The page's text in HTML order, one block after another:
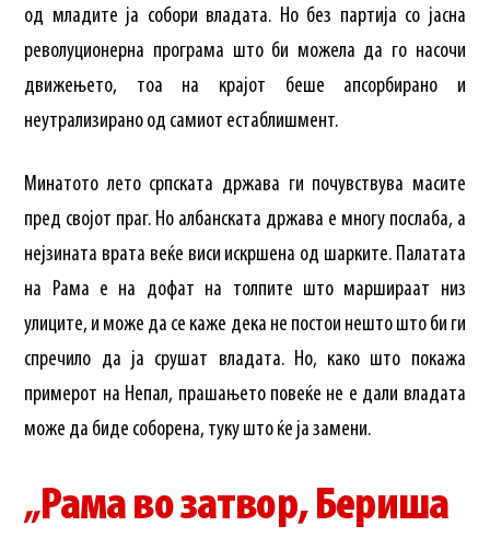
од младите ја собори владата. Но без партија со јасна
револуционерна програма што би можела да го насочи
движењето, тоа на крајот беше апсорбирано и
неутрализирано од самиот естаблишмент.
Минатото лето српската држава ги почувствува масите
пред својот праг. Но албанската држава е многу послаба, а
нејзината врата веќе виси искршена од шарките. Палатата
на Рама е на дофат на толпите што маршираат низ
улиците, и може да се каже дека не постои нешто што би ги
спречило да ја срушат владата. Но, како што покажа
примерот на Непал, прашањето повеќе не е дали владата
може да биде соборена, туку што ќе ја замени.
„Рама во затвор, Бериша